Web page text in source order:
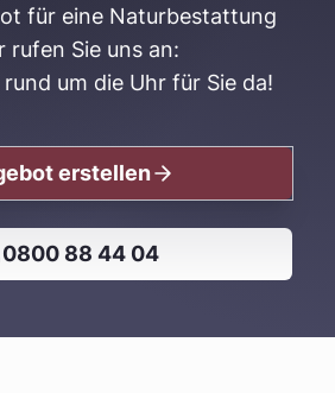
für eine Naturbestattung
rufen Sie uns an:
um die Uhr für Sie da!
erstellen
0800 88 44 04